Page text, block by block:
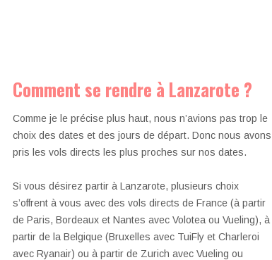
Comment se rendre à Lanzarote ?
Comme je le précise plus haut, nous n’avions pas trop le
choix des dates et des jours de départ. Donc nous avons
pris les vols directs les plus proches sur nos dates.
Si vous désirez partir à Lanzarote, plusieurs choix
s’offrent à vous avec des vols directs de France (à partir
de Paris, Bordeaux et Nantes avec Volotea ou Vueling), à
partir de la Belgique (Bruxelles avec TuiFly et Charleroi
avec Ryanair) ou à partir de Zurich avec Vueling ou